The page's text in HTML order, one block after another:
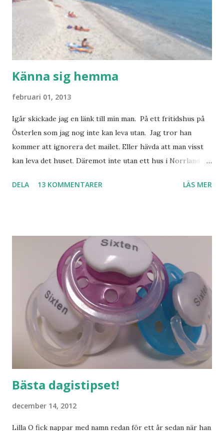
Känna sig hemma
februari 01, 2013
Igår skickade jag en länk till min man. På ett fritidshus på
Österlen som jag nog inte kan leva utan. Jag tror han
kommer att ignorera det mailet. Eller hävda att man visst
kan leva det huset. Däremot inte utan ett hus i Norrland.
används. Min man samlar på hus. Bara inte såna hus som
lånade från www.ystad.se
DELA 13 KOMMENTARER LÄS MER
Bästa dagistipset!
december 14, 2012
Lilla O fick nappar med namn redan för ett år sedan när han